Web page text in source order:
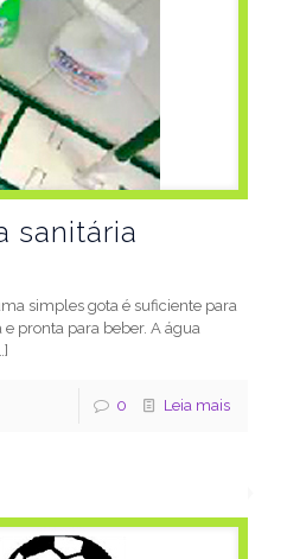
sanitária
simples gota é suficiente para
pronta para beber. A água
0 Leia mais